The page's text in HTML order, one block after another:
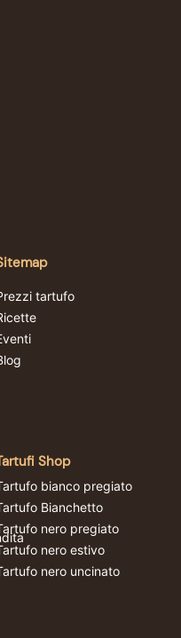
tartufo
Shop
bianco pregiato
Bianchetto
nero pregiato
nero estivo
nero uncinato